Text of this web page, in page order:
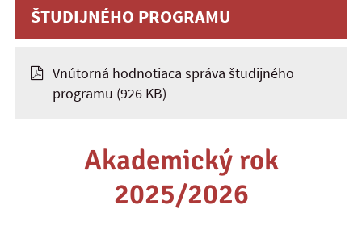
ŠTUDIJNÉHO PROGRAMU
Vnútorná hodnotiaca správa študijného
programu (926 KB)
Akademický rok
2025/2026